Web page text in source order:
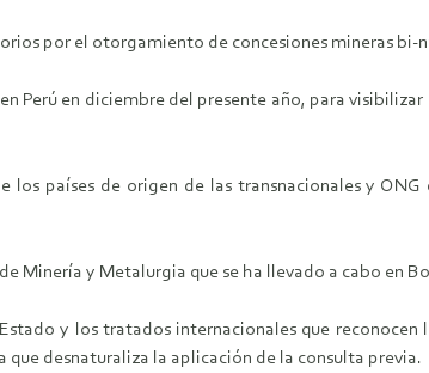
por el otorgamiento de concesiones mineras bi-
Perú en diciembre del presente año, para
países de origen de las transnacionales y
y Metalurgia que se ha llevado a cabo en
y los tratados internacionales que reconocen
desnaturaliza la aplicación de la consulta previa.